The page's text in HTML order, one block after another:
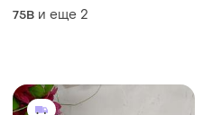
75B и еще 2